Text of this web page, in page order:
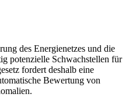
des Energienetzes und die
potenzielle Schwachstellen für
fordert deshalb eine
Bewertung von